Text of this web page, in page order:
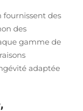
fournissent des
des
gamme de
adaptée